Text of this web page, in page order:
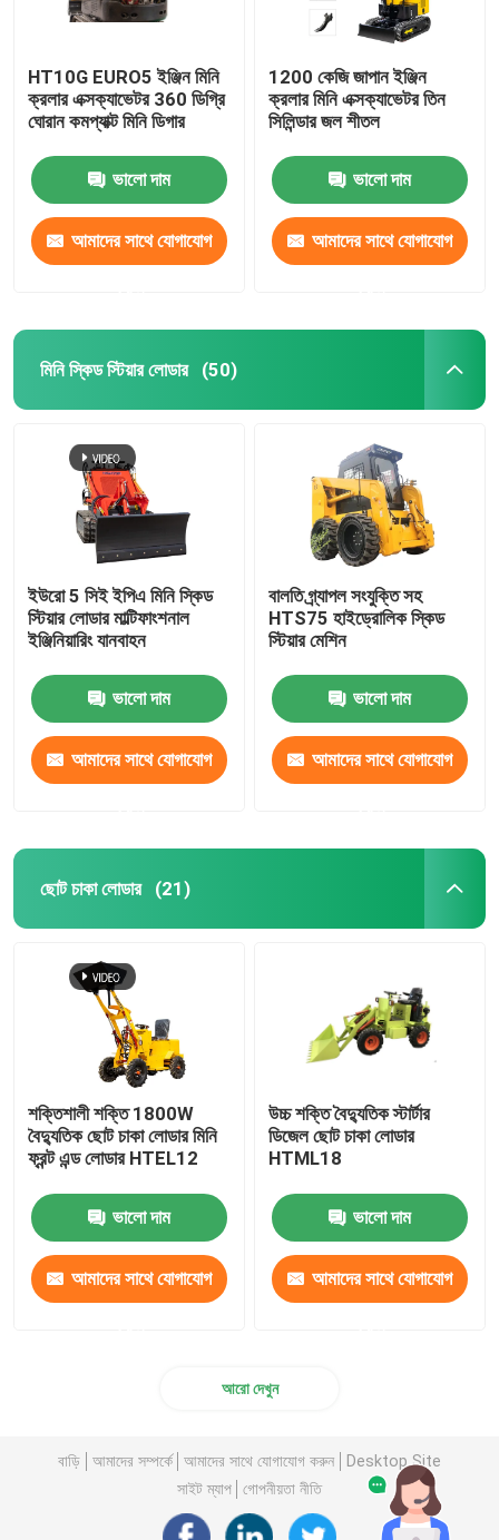
HT10G EURO5 ইঞ্জিন মিনি
ক্রলার এক্সক্যাভেটর 360 ডিগ্রি
ঘোরান কমপ্যাক্ট মিনি ডিগার
ভালো দাম
আমাদের সাথে যোগাযোগ
1200 কেজি জাপান ইঞ্জিন
ক্রলার মিনি এক্সক্যাভেটর তিন
সিলিন্ডার জল শীতল
ভালো দাম
আমাদের সাথে যোগাযোগ
মিনি স্কিড স্টিয়ার লোডার (50)
ইউরো 5 সিই ইপিএ মিনি স্কিড
স্টিয়ার লোডার মাল্টিফাংশনাল
ইঞ্জিনিয়ারিং যানবাহন
ভালো দাম
আমাদের সাথে যোগাযোগ
বালতি গ্র্যাপল সংযুক্তি সহ
HTS75 হাইড্রোলিক স্কিড
স্টিয়ার মেশিন
ভালো দাম
আমাদের সাথে যোগাযোগ
ছোট চাকা লোডার (21)
শক্তিশালী শক্তি 1800W
বৈদ্যুতিক ছোট চাকা লোডার মিনি
ফ্রন্ট এন্ড লোডার HTEL12
ভালো দাম
আমাদের সাথে যোগাযোগ
উচ্চ শক্তি বৈদ্যুতিক স্টার্টার
ডিজেল ছোট চাকা লোডার
HTML18
ভালো দাম
আমাদের সাথে যোগাযোগ
আরো দেখুন
বাড়ি আমাদের সম্পর্কে আমাদের সাথে যোগাযোগ করুন
Desktop Site
সাইট ম্যাপ
গোপনীয়তা নীতি